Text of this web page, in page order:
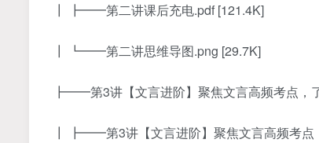
┃ ┣━━第二讲课后充电.pdf [121.4K]
┃ ┗━━第二讲思维导图.png [29.7K]
┣━━第3讲【文言进阶】聚焦文言高频考点，
┃ ┣━━第3讲【文言进阶】聚焦文言高频考点